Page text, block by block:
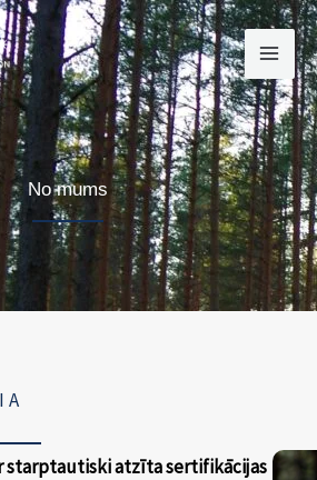
No mums
starptautiski atzīta sertifikācijas